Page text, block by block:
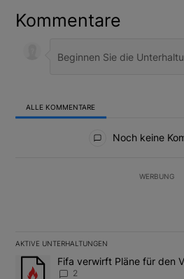
Kommentare
ALLE KOMMENTARE
Noch keine
WERBUNG
AKTIVE UNTERHALTUNGEN
Das Folgende ist eine Liste der am
Ein Trendartikel mit dem Titel "Fifa
Fifa verwirft Pläne für den
2